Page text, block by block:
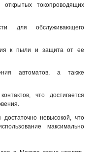
открытых токопроводящих
для обслуживающего
к пыли и защита от ее
автоматов, а также
что достигается
невысокой, что
максимально